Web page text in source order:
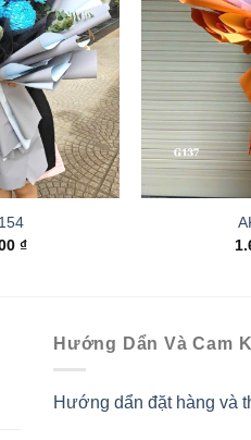
₫
Hướng Dẩn Và Cam
Hướng dẩn đặt hàng và